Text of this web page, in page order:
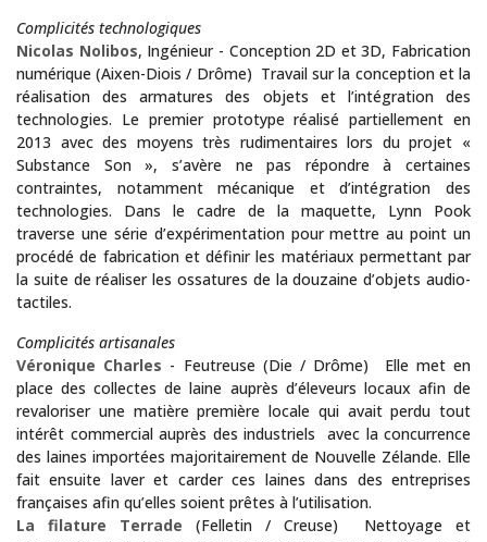
Complicités technologiques
Nicolas Nolibos, Ingénieur - Conception 2D et 3D, Fabrication
numérique (Aixen-Diois / Drôme) Travail sur la conception et la
réalisation des armatures des objets et l’intégration des
technologies. Le premier prototype réalisé partiellement en
2013 avec des moyens très rudimentaires lors du projet «
Substance Son », s’avère ne pas répondre à certaines
contraintes, notamment mécanique et d’intégration des
technologies. Dans le cadre de la maquette, Lynn Pook
traverse une série d’expérimentation pour mettre au point un
procédé de fabrication et définir les matériaux permettant par
la suite de réaliser les ossatures de la douzaine d’objets audio-
tactiles.
Complicités artisanales
Véronique Charles - Feutreuse (Die / Drôme) Elle met en
place des collectes de laine auprès d’éleveurs locaux afin de
revaloriser une matière première locale qui avait perdu tout
intérêt commercial auprès des industriels avec la concurrence
des laines importées majoritairement de Nouvelle Zélande. Elle
fait ensuite laver et carder ces laines dans des entreprises
françaises afin qu’elles soient prêtes à l’utilisation.
La filature Terrade (Felletin / Creuse)
Nettoyage et